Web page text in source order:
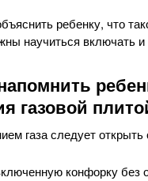
ребенку, что
научиться включать и
газовой
газа следует
конфорку без